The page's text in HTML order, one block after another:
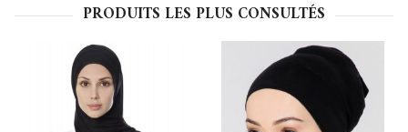
PRODUITS LES PLUS CONSULTÉS